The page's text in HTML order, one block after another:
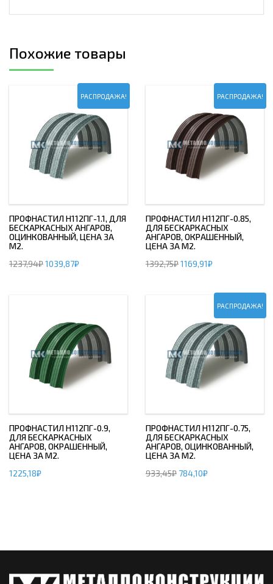
Похожие товары
РАСПРОДАЖА!
ПРОФНАСТИЛ H112ПГ-1.1, ДЛЯ
БЕСКАРКАСНЫХ АНГАРОВ,
ОЦИНКОВАННЫЙ, ЦЕНА ЗА
М2.
1237,94₽1039,87₽
РАСПРОДАЖА!
ПРОФНАСТИЛ H112ПГ-0.85,
ДЛЯ БЕСКАРКАСНЫХ
АНГАРОВ, ОКРАШЕННЫЙ,
ЦЕНА ЗА М2.
1392,75₽1169,91₽
ПРОФНАСТИЛ H112ПГ-0.9,
ДЛЯ БЕСКАРКАСНЫХ
АНГАРОВ, ОКРАШЕННЫЙ,
ЦЕНА ЗА М2.
1225,18₽
РАСПРОДАЖА!
ПРОФНАСТИЛ H112ПГ-0.75,
ДЛЯ БЕСКАРКАСНЫХ
АНГАРОВ, ОЦИНКОВАННЫЙ,
ЦЕНА ЗА М2.
933,45₽ 784,10₽